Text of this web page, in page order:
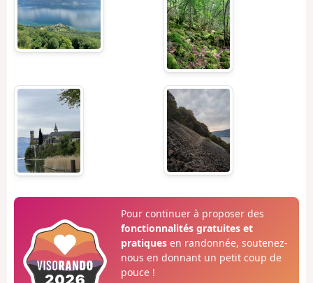
Pour continuer à proposer des
fonctionnalités gratuites et
pratiquesen randonnée, soutenez-
nous en donnant un petit coup de
pouce !